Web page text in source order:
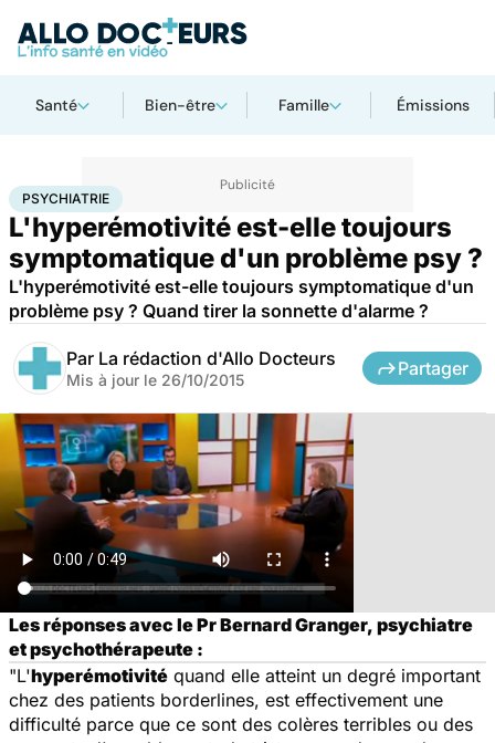
Santé Bien-être Famille Émissions
AccueilBien-être Psychiatrie
PSYCHIATRIE
L'hyperémotivité est-elle toujours
symptomatique d'un problème psy ?
L'hyperémotivité est-elle toujours symptomatique d'un
problème psy ? Quand tirer la sonnette d'alarme ?
Par La rédaction d'Allo Docteurs
Mis à jour le 26/10/2015
Partager
Les réponses avec le Pr Bernard Granger, psychiatre
et psychothérapeute :
"L'hyperémotivité quand elle atteint un degré important
chez des patients borderlines, est effectivement une
difficulté parce que ce sont des colères terribles ou des